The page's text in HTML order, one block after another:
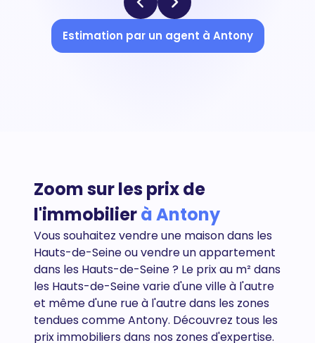
Estimation par un agent à Antony
Zoom sur les prix de
l'immobilierà Antony
Vous souhaitez vendre une maison dans les
Hauts-de-Seine ou vendre un appartement
dans les Hauts-de-Seine? Le prix au m² dans
les Hauts-de-Seine varie d'une ville à l'autre
et même d'une rue à l'autre dans les zones
tendues comme Antony. Découvrez tous les
prix immobiliers dans nos zones d'expertise.